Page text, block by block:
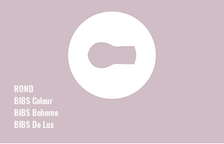
ROND
BIBS Colour
BIBS Boheme
BIBS De Lux